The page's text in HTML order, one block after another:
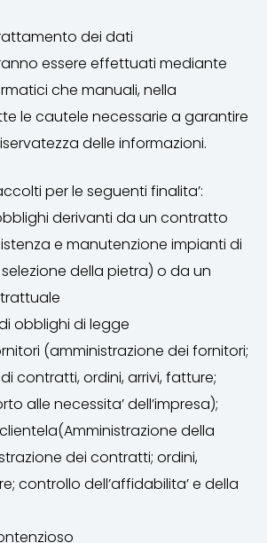
dei dati
essere effettuati mediante
che manuali, nella
le cautele necessarie a garantire
delle informazioni.
per le seguenti finalita’:
derivanti da un contratto
e manutenzione impianti di
della pietra) o da un
obblighi di legge
(amministrazione dei fornitori;
contratti, ordini, arrivi, fatture;
alle necessita’ dell’impresa);
della
dei contratti; ordini,
controllo dell’affidabilita’ e della